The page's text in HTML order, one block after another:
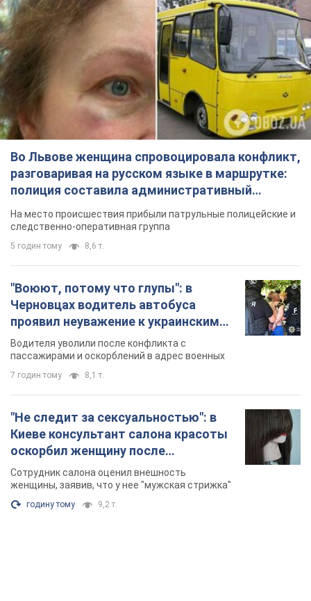
Во Львове женщина спровоцировала конфликт,
разговаривая на русском языке в маршрутке:
полиция составила административный
протокол. Видео
На место происшествия прибыли патрульные полицейские и
следственно-оперативная группа
5 годин тому 8,6 т.
"Воюют, потому что глупы": в
Черновцах водитель автобуса
проявил неуважение к украинским
военным и поплатился за это.
Видео
Водителя уволили после конфликта с
пассажирами и оскорблений в адрес военных
7 годин тому 8,1 т.
"Не следит за сексуальностью": в
Киеве консультант салона красоты
оскорбил женщину после
химиотерапии, разгорелся скандал.
Фото
Сотрудник салона оценил внешность
женщины, заявив, что у нее "мужская стрижка"
годину тому 9,2 т.